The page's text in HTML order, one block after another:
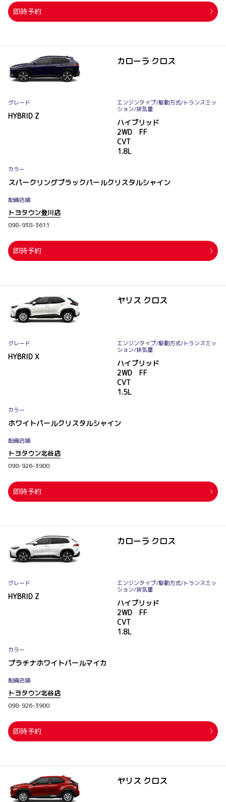
即時予約
カローラ クロス
グレード
HYBRID Z
エンジンタイプ/駆動方式/トランスミッ
ション/排気量
ハイブリッド
2WD FF
CVT
1.8L
カラー
スパークリングブラックパールクリスタルシャイン
配備店舗
トヨタウン登川店
098-938-3611
即時予約
ヤリス クロス
グレード
HYBRID X
エンジンタイプ/駆動方式/トランスミッ
ション/排気量
ハイブリッド
2WD FF
CVT
1.5L
カラー
ホワイトパールクリスタルシャイン
配備店舗
トヨタウン北谷店
098-926-3900
即時予約
カローラ クロス
グレード
HYBRID Z
エンジンタイプ/駆動方式/トランスミッ
ション/排気量
ハイブリッド
2WD FF
CVT
1.8L
カラー
プラチナホワイトパールマイカ
配備店舗
トヨタウン北谷店
098-926-3900
即時予約
ヤリス クロス